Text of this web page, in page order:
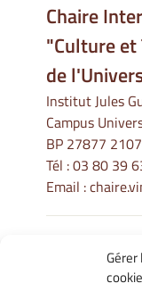
Chaire
"Culture
de
Institut Jules
Campus
BP 27877
Tél :03 80 39
Email :